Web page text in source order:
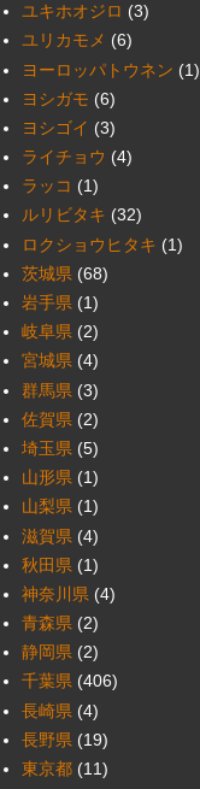
ユキホオジロ (3)
ユリカモメ (6)
ヨーロッパトウネン (1)
ヨシガモ (6)
ヨシゴイ (3)
ライチョウ (4)
ラッコ (1)
ルリビタキ (32)
ロクショウヒタキ (1)
茨城県 (68)
岩手県 (1)
岐阜県 (2)
宮城県 (4)
群馬県 (3)
佐賀県 (2)
埼玉県 (5)
山形県 (1)
山梨県 (1)
滋賀県 (4)
秋田県 (1)
神奈川県 (4)
青森県 (2)
静岡県 (2)
千葉県 (406)
長崎県 (4)
長野県 (19)
東京都 (11)